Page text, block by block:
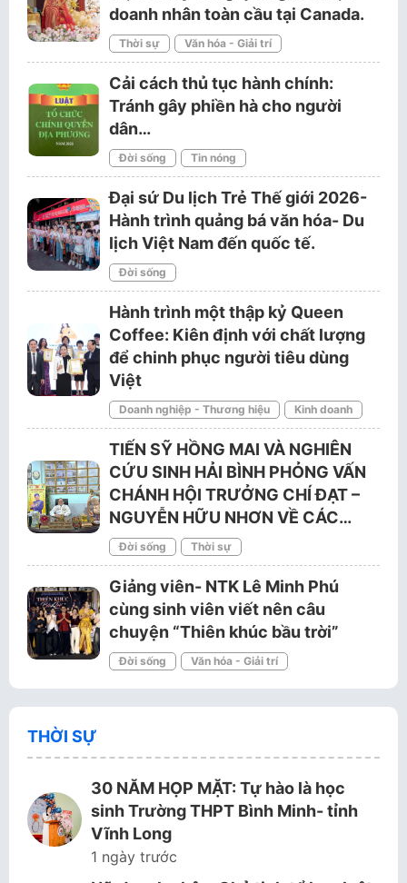
doanh nhân toàn cầu tại Canada.
Thời sự Văn hóa - Giải trí
Cải cách thủ tục hành chính:
Tránh gây phiền hà cho người
dân…
Đời sống Tin nóng
Đại sứ Du lịch Trẻ Thế giới 2026-
Hành trình quảng bá văn hóa- Du
lịch Việt Nam đến quốc tế.
Đời sống
Hành trình một thập kỷ Queen
Coffee: Kiên định với chất lượng
để chinh phục người tiêu dùng
Việt
Doanh nghiệp - Thương hiệu Kinh doanh
TIẾN SỸ HỒNG MAI VÀ NGHIÊN
CỨU SINH HẢI BÌNH PHỎNG VẤN
CHÁNH HỘI TRƯỞNG CHÍ ĐẠT –
NGUYỄN HỮU NHƠN VỀ CÁC…
Đời sống Thời sự
Giảng viên- NTK Lê Minh Phú
cùng sinh viên viết nên câu
chuyện “Thiên khúc bầu trời”
Đời sống Văn hóa - Giải trí
THỜI SỰ
30 NĂM HỌP MẶT: Tự hào là học
sinh Trường THPT Bình Minh- tỉnh
Vĩnh Long
1 ngày trước